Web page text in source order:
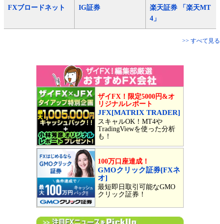
FXブロードネット IG証券
楽天証券 「楽天MT
4」
>> すべて見る
ザイFX！限定5000円&オ
リジナルレポート
JFX[MATRIX TRADER]
スキャルOK！MT4や
TradingViewを使った分析
も！
100万口座達成！
GMOクリック証券[FXネ
オ]
最短即日取引可能なGMO
クリック証券！